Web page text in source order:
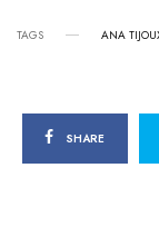
TAGS ANA
SHARE